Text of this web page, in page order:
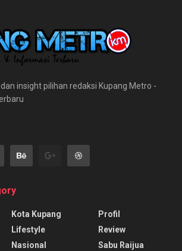
insight pilihan redaksi Kupang Metro -
Kota Kupang
Lifestyle
Nasional
Profil
Review
Sabu Raijua